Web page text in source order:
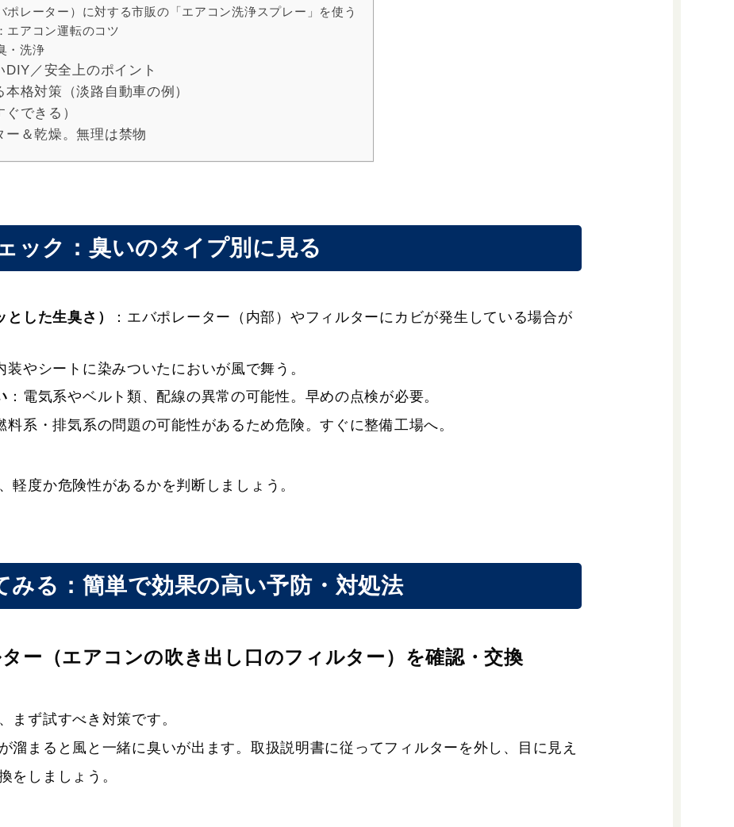
ポレーター）に対する市販の「エアコン洗浄スプレー」を使う
エアコン運転のコツ
・洗浄
／安全上のポイント
格対策（淡路自動車の例）
できる）
ー＆乾燥。無理は禁物
ック：臭いのタイプ別に見る
した生臭さ）
：エバポレーター（内部）やフィルターにカビが発生している場合が
装やシートに染みついたにおいが風で舞う。
：電気系やベルト類、配線の異常の可能性。早めの点検が必要。
料系・排気系の問題の可能性があるため危険。すぐに整備工場へ。
軽度か危険性があるかを判断しましょう。
みる：簡単で効果の高い予防・対処法
ー（エアコンの吹き出し口のフィルター）を確認・交換
まず試すべき対策です。
溜まると風と一緒に臭いが出ます。取扱説明書に従ってフィルターを外し、目に見え
をしましょう。